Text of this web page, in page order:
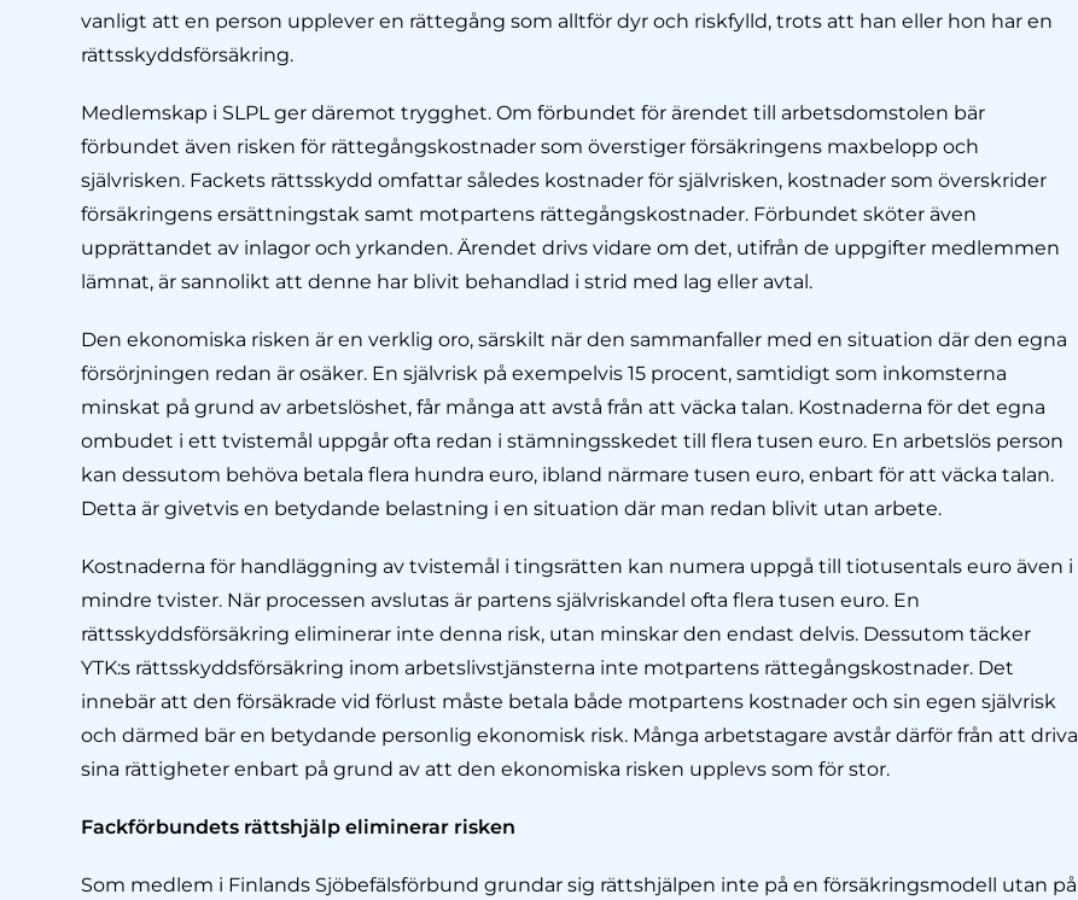
vanligt att en person upplever en rättegång som alltför dyr och riskfylld, trots att han eller hon har en
rättsskyddsförsäkring.
Medlemskap i SLPL ger däremot trygghet. Om förbundet för ärendet till arbetsdomstolen bär
förbundet även risken för rättegångskostnader som överstiger försäkringens maxbelopp och
självrisken. Fackets rättsskydd omfattar således kostnader för självrisken, kostnader som överskrider
försäkringens ersättningstak samt motpartens rättegångskostnader. Förbundet sköter även
upprättandet av inlagor och yrkanden. Ärendet drivs vidare om det, utifrån de uppgifter medlemmen
lämnat, är sannolikt att denne har blivit behandlad i strid med lag eller avtal.
Den ekonomiska risken är en verklig oro, särskilt när den sammanfaller med en situation där den egna
försörjningen redan är osäker. En självrisk på exempelvis 15 procent, samtidigt som inkomsterna
minskat på grund av arbetslöshet, får många att avstå från att väcka talan. Kostnaderna för det egna
ombudet i ett tvistemål uppgår ofta redan i stämningsskedet till flera tusen euro. En arbetslös person
kan dessutom behöva betala flera hundra euro, ibland närmare tusen euro, enbart för att väcka talan.
Detta är givetvis en betydande belastning i en situation där man redan blivit utan arbete.
Kostnaderna för handläggning av tvistemål i tingsrätten kan numera uppgå till tiotusentals euro även i
mindre tvister. När processen avslutas är partens självriskandel ofta flera tusen euro. En
rättsskyddsförsäkring eliminerar inte denna risk, utan minskar den endast delvis. Dessutom täcker
YTK:s rättsskyddsförsäkring inom arbetslivstjänsterna inte motpartens rättegångskostnader. Det
innebär att den försäkrade vid förlust måste betala både motpartens kostnader och sin egen självrisk
och därmed bär en betydande personlig ekonomisk risk. Många arbetstagare avstår därför från att driva
sina rättigheter enbart på grund av att den ekonomiska risken upplevs som för stor.
Fackförbundets rättshjälp eliminerar risken
Som medlem i Finlands Sjöbefälsförbund grundar sig rättshjälpen inte på en försäkringsmodell utan på